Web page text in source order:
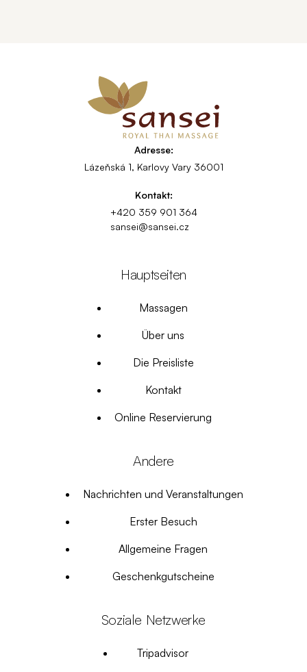
Adresse:
Lázeňská 1, Karlovy Vary 36001
Kontakt:
+420 359 901 364
sansei@sansei.cz
Hauptseiten
Massagen
Über uns
Die Preisliste
Kontakt
Online Reservierung
Andere
Nachrichten und Veranstaltungen
Erster Besuch
Allgemeine Fragen
Geschenkgutscheine
Soziale Netzwerke
Tripadvisor